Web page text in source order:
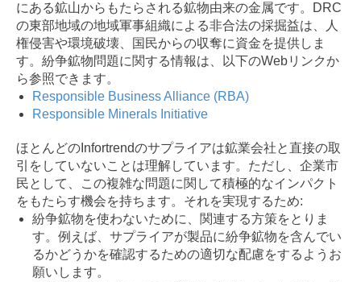
にある鉱山からもたらされる鉱物由来の金属です。DRC
の東部地域の地域軍事組織による非合法の採掘益は、人
権侵害や環境破壊、国民からの収奪に資金を提供しま
す。紛争鉱物問題に関する情報は、以下のWebリンクか
ら参照できます。
Responsible Business Alliance (RBA)
Responsible Minerals Initiative
ほとんどのInfortrendのサプライアは鉱業会社と直接の取
引をしていないことは理解しています。ただし、企業市
民として、この複雑な問題に関して積極的なインパクト
をもたらす機会を持ちます。それを実現するため:
紛争鉱物を使わないために、関連する方策をとりま
す。例えば、サプライアが製品に紛争鉱物を含んでい
るかどうかを確認するための適切な配慮をするようお
願いします。